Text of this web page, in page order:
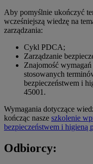
Aby pomyślnie ukończyć
wcześniejszą wiedzę na
zarządzania:
Cykl PDCA;
Zarządzanie
Znajomość
stosowanych
bezpieczeństwem i
45001.
Wymagania dotyczące
kończąc nasze szkolenie
bezpieczeństwem i higieną
Odbiorcy: